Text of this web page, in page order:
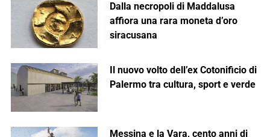
Dalla necropoli di Maddalusa
affiora una rara moneta d’oro
siracusana
Il nuovo volto dell’ex Cotonificio di
Palermo tra cultura, sport e verde
Messina e la Vara, cento anni di